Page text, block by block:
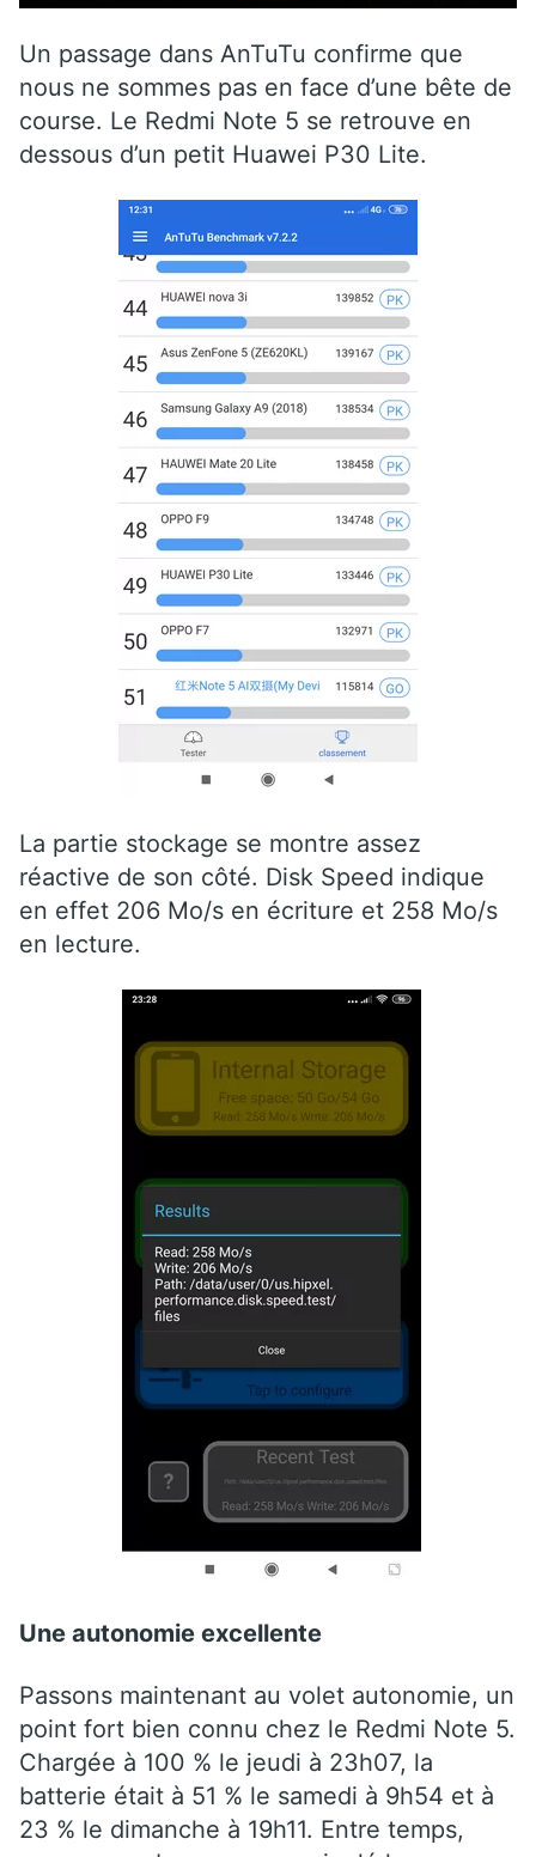
Un passage dans AnTuTu confirme que
nous ne sommes pas en face d’une bête de
course. Le Redmi Note 5 se retrouve en
dessous d’un petit Huawei P30 Lite.
La partie stockage se montre assez
réactive de son côté. Disk Speed indique
en effet 206 Mo/s en écriture et 258 Mo/s
en lecture.
Une autonomie excellente
Passons maintenant au volet autonomie, un
point fort bien connu chez le Redmi Note 5.
Chargée à 100 % le jeudi à 23h07, la
batterie était à 51 % le samedi à 9h54 et à
23 % le dimanche à 19h11. Entre temps,